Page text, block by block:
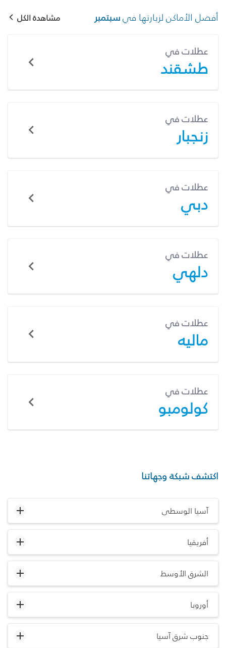
أفضل الأماكن لزيارتها فيسبتمبر مشاهدة الكل
عطلات في
طشقند
عطلات في
زنجبار
عطلات في
دبي
عطلات في
دلهي
عطلات في
ماليه
عطلات في
كولومبو
اكتشف شبكة وجهاتنا
آسيا الوسطى
أفريقيا
الشرق الأوسط
أوروبا
جنوب شرق آسيا